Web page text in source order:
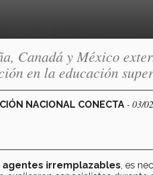
Canadá y México
en la educación
NACIONAL CONECTA - 03/
irremplazables, es